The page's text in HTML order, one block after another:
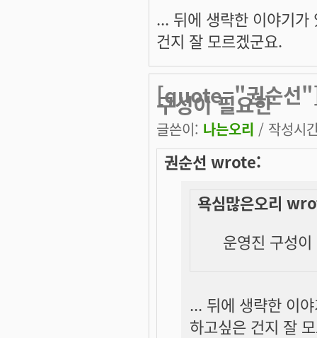
... 뒤에 생략한 이야기가
건지 잘 모르겠군요.
[quote="권순선
구성이 필요한
글쓴이: 나는오리 / 작성시
권순선 wrote:
욕심많은오리
운영진 구성
... 뒤에 생략한 이
하고싶은 건지 잘